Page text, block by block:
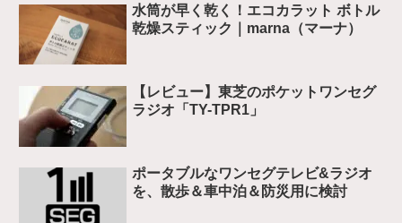
水筒が早く乾く！エコカラット ボトル
乾燥スティック｜marna（マーナ）
【レビュー】東芝のポケットワンセグ
ラジオ「TY-TPR1」
ポータブルなワンセグテレビ&ラジオ
を、散歩＆車中泊＆防災用に検討